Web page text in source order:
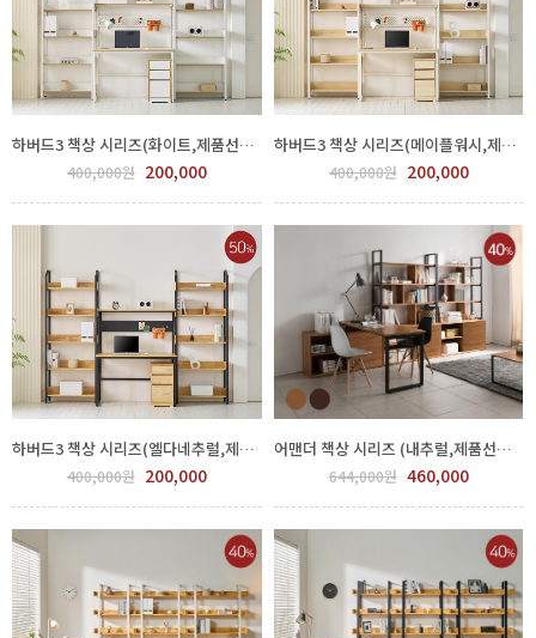
하버드3 책상 시리즈(화이트,제품선택) GGH 500-164-4
400,000원 200,000
하버드3 책상 시리즈(메이플워시,제품선택) GGH 500-170-4
400,000원 200,000
하버드3 책상 시리즈(엘다네추럴,제품선택) GGH 500-176-3
400,000원 200,000
어맨더 책상 시리즈 (내추럴,제품선택) GDJ 920-140
644,000원 460,000